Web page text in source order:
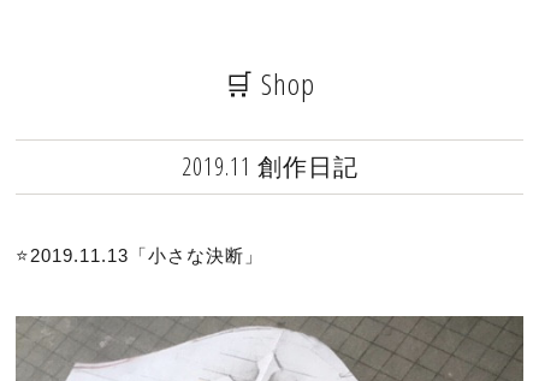
🛒 Shop
2019.11 創作日記
⭐️2019.11.13「小さな決断」